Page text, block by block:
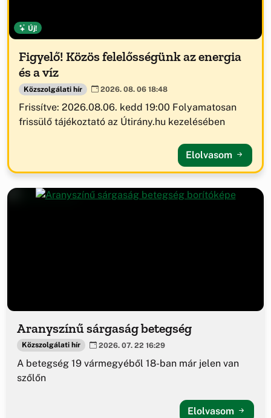
Új!
Figyelő! Közös felelősségünk az energia
és a víz
Közszolgálati hír 2026. 08. 06 18:48
Frissítve: 2026.08.06. kedd 19:00 Folyamatosan
frissülő tájékoztató az Útirány.hu kezelésében
Elolvasom
Aranyszínű sárgaság betegség
Közszolgálati hír 2026. 07. 22 16:29
A betegség 19 vármegyéből 18-ban már jelen van
szőlőn
Elolvasom